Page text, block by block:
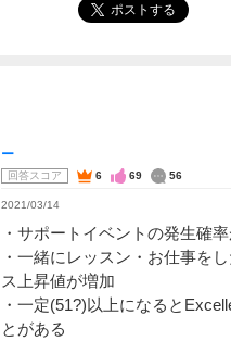
ポストする
ー
回答スコア 6 69 56
2021/03/14
・サポートイベントの発生確
・一緒にレッスン・お仕事を
ス上昇値が増加
・一定(51?)以上になると
とがある